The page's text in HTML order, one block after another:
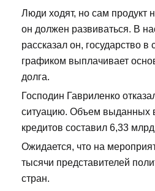
Люди ходят, но сам продукт
он должен развиваться. В
рассказал он, государство в
графиком выплачивает
долга.
Господин Гавриленко
ситуацию. Объем выданных
кредитов составил 6,33
Ожидается, что на
тысячи представителей
стран.